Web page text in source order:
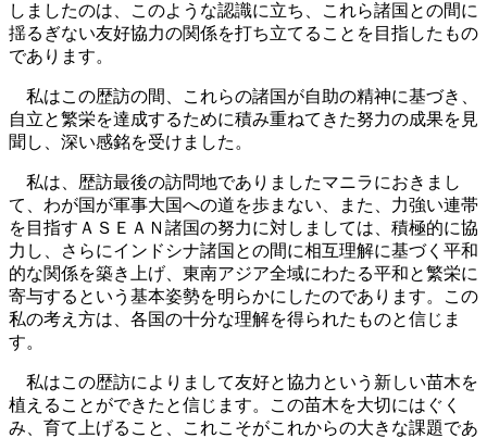
しましたのは、このような認識に立ち、これら諸国との間に
揺るぎない友好協力の関係を打ち立てることを目指したもの
であります。
私はこの歴訪の間、これらの諸国が自助の精神に基づき、
自立と繁栄を達成するために積み重ねてきた努力の成果を見
聞し、深い感銘を受けました。
私は、歴訪最後の訪問地でありましたマニラにおきまし
て、わが国が軍事大国への道を歩まない、また、力強い連帯
を目指すＡＳＥＡＮ諸国の努力に対しましては、積極的に協
力し、さらにインドシナ諸国との間に相互理解に基づく平和
的な関係を築き上げ、東南アジア全域にわたる平和と繁栄に
寄与するという基本姿勢を明らかにしたのであります。この
私の考え方は、各国の十分な理解を得られたものと信じま
す。
私はこの歴訪によりまして友好と協力という新しい苗木を
植えることができたと信じます。この苗木を大切にはぐく
み、育て上げること、これこそがこれからの大きな課題であ